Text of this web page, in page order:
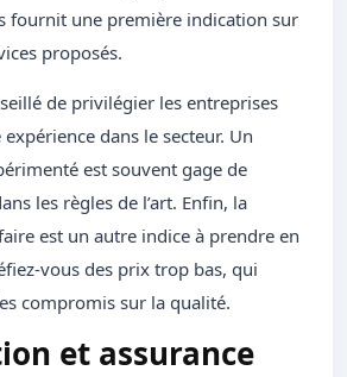
fournit une première indication sur
proposés.
de privilégier les entreprises
dans le secteur. Un
est souvent gage de
les règles de l’art. Enfin, la
est un autre indice à prendre en
vous des prix trop bas, qui
compromis sur la qualité.
et assurance